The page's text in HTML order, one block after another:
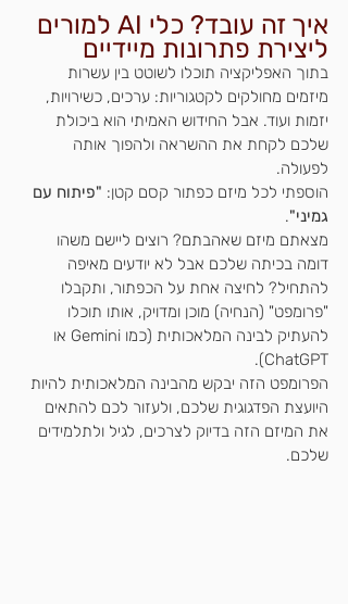
איך זה עובד? כלי AI למורים
ליצירת פתרונות מיידיים
בתוך האפליקציה תוכלו לשוטט בין עשרות
מיזמים מחולקים לקטגוריות: ערכים, כשירויות,
יזמות ועוד. אבל החידוש האמיתי הוא ביכולת
שלכם לקחת את ההשראה ולהפוך אותה
לפעולה.
הוספתי לכל מיזם כפתור קסם קטן: "פיתוח עם
גמיני".
מצאתם מיזם שאהבתם? רוצים ליישם משהו
דומה בכיתה שלכם אבל לא יודעים מאיפה
להתחיל? לחיצה אחת על הכפתור, ותקבלו
"פרומפט" (הנחיה) מוכן ומדויק, אותו תוכלו
להעתיק לבינה המלאכותית (כמו Gemini או
ChatGPT).
הפרומפט הזה יבקש מהבינה המלאכותית להיות
היועצת הפדגוגית שלכם, ולעזור לכם להתאים
את המיזם הזה בדיוק לצרכים, לגיל ולתלמידים
שלכם.